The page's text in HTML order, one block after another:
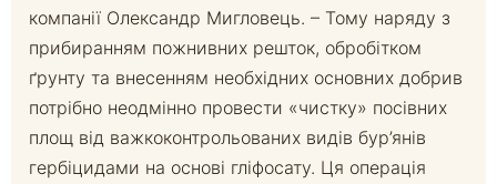
компанії Олександр Мигловець. – Тому наряду з
прибиранням пожнивних решток, обробітком
ґрунту та внесенням необхідних основних добрив
потрібно неодмінно провести «чистку» посівних
площ від важкоконтрольованих видів бур’янів
гербіцидами на основі гліфосату. Ця операція